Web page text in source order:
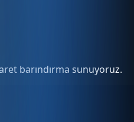
barındırma sunuyoruz.